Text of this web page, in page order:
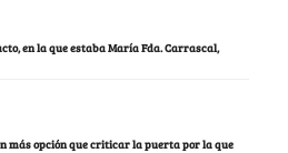
en la que estaba María Fda. Carrascal,
más opción que criticar la puerta por la que